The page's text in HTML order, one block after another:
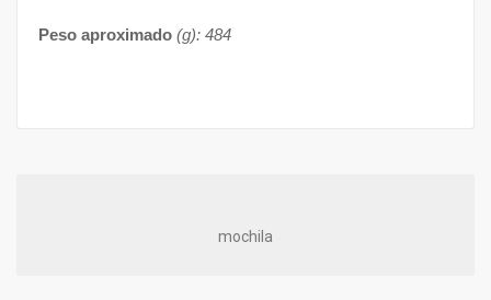
Peso aproximado (g): 484
mochila